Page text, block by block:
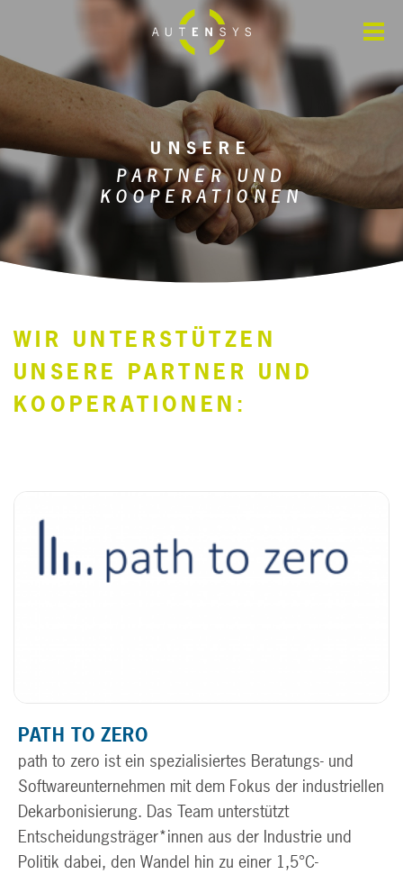
FÜR UNTERNEHMEN
FÜR KOMMUNEN
PROJEKTE
10 JAHRE AUTENSYS
KARRIERE
UNSERE
PARTNER UND
KOOPERATIONEN
WIR UNTERSTÜTZEN
UNSERE PARTNER UND
KOOPERATIONEN:
PATH TO ZERO
path to zero ist ein spezialisiertes Beratungs- und
Softwareunternehmen mit dem Fokus der industriellen
Dekarbonisierung. Das Team unterstützt
Entscheidungsträger*innen aus der Industrie und
Politik dabei, den Wandel hin zu einer 1,5°C-